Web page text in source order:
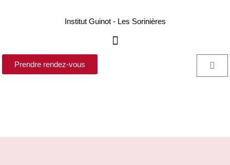
Institut Guinot - Les Sorinières
Prendre rendez-vous